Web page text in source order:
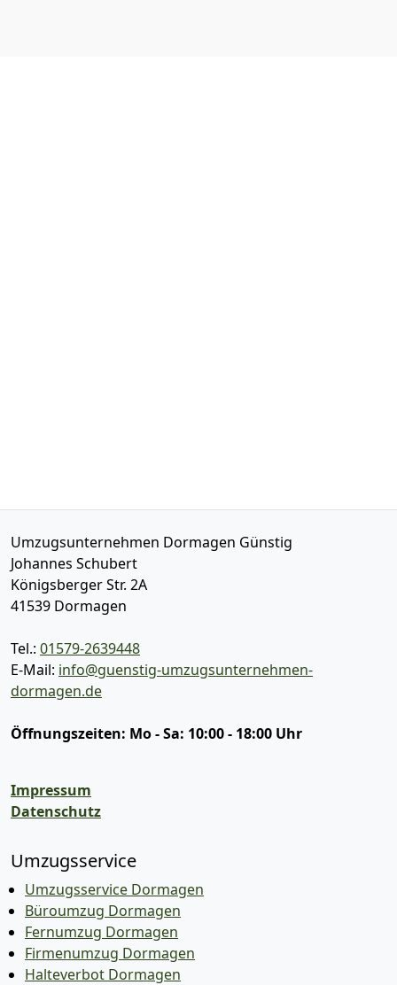
Umzugsunternehmen Dormagen Günstig
Johannes Schubert
Königsberger Str. 2A
41539 Dormagen
Tel.: 01579-2639448
E-Mail: info@guenstig-umzugsunternehmen-
dormagen.de
Öffnungszeiten: Mo - Sa: 10:00 - 18:00 Uhr
Impressum
Datenschutz
Umzugsservice
Umzugsservice Dormagen
Büroumzug Dormagen
Fernumzug Dormagen
Firmenumzug Dormagen
Halteverbot Dormagen